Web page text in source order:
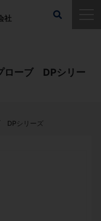
社
ローブ DPシリー
DPシリーズ